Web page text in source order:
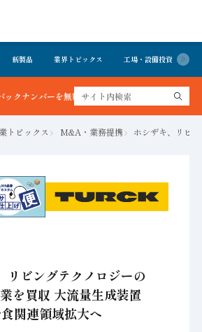
新製品 業界トピックス 工場・設備投資
を無料で公開中 詳細はこちら
トピックス M&A・業務提携 ホシザキ、リビ
リビングテクノロジーの
を買収 大流量生成装置
関連領域拡大へ